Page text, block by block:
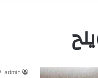
admin